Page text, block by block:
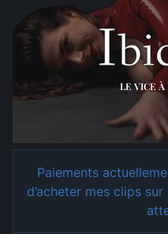
LE VICE À
Paiements
d’acheter mes clips